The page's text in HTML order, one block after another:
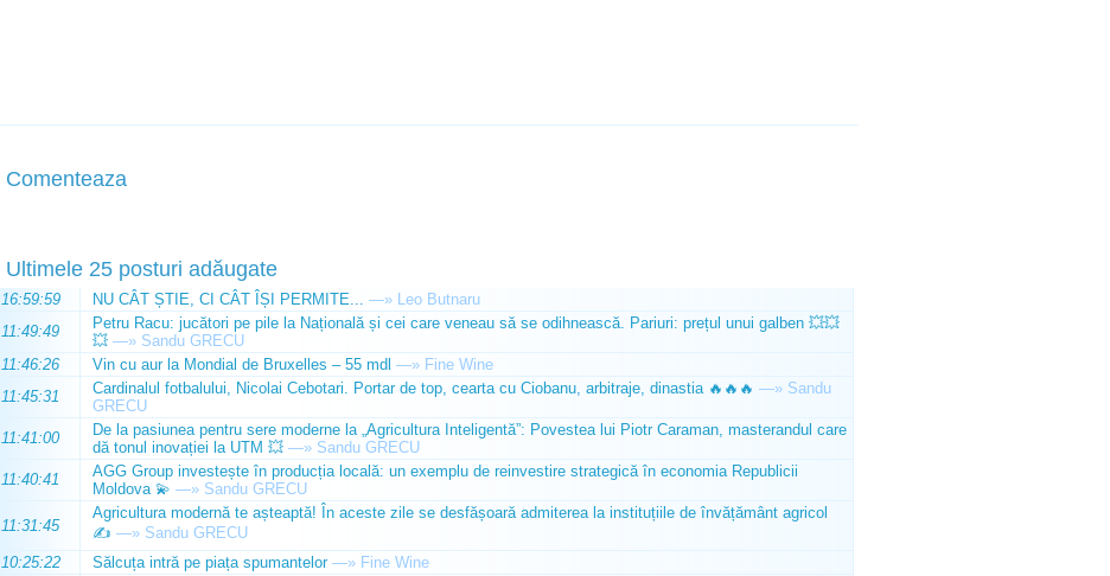
Comenteaza
Ultimele 25 posturi adăugate
16:59:59 NU CÂT ȘTIE, CI CÂT ÎȘI PERMITE... —» Leo Butnaru
11:49:49
Petru Racu: jucători pe pile la Națională și cei care veneau să se odihnească. Pariuri: prețul unui galben 💥💥
💥 —» Sandu GRECU
11:46:26
Vin cu aur la Mondial de Bruxelles – 55 mdl —» Fine Wine
11:45:31
Cardinalul fotbalului, Nicolai Cebotari. Portar de top, cearta cu Ciobanu, arbitraje, dinastia 🔥🔥🔥 —» Sandu
GRECU
11:41:00
De la pasiunea pentru sere moderne la „Agricultura Inteligentă”: Povestea lui Piotr Caraman, masterandul care
dă tonul inovației la UTM 💥 —» Sandu GRECU
11:40:41
AGG Group investește în producția locală: un exemplu de reinvestire strategică în economia Republicii
Moldova 💫 —» Sandu GRECU
11:31:45
Agricultura modernă te așteaptă! În aceste zile se desfășoară admiterea la instituțiile de învățământ agricol
✍️ —» Sandu GRECU
10:25:22
Sălcuța intră pe piața spumantelor —» Fine Wine